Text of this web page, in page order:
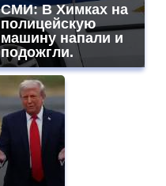
СМИ: В Химках на
полицейскую
машину напали и
подожгли.